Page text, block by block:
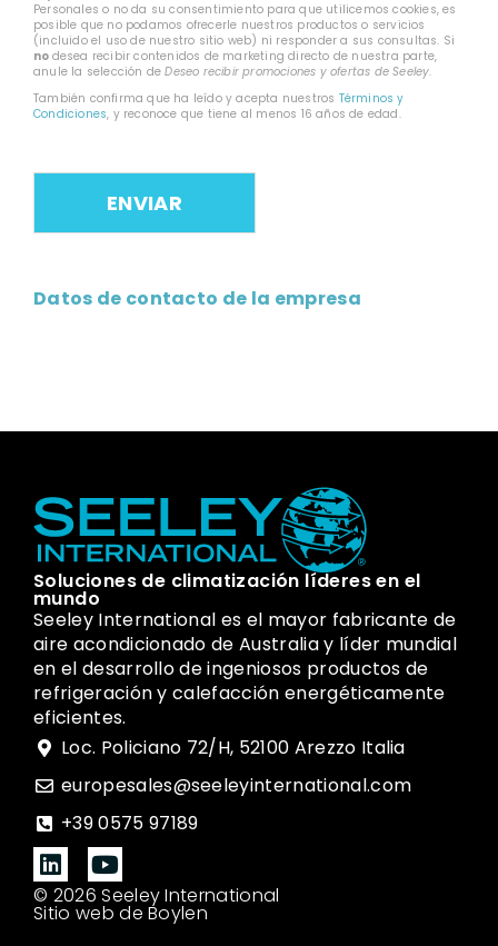
Personales o no da su consentimiento para que utilicemos cookies, es
posible que no podamos ofrecerle nuestros productos o servicios
(incluido el uso de nuestro sitio web) ni responder a sus consultas. Si
no desea recibir contenidos de marketing directo de nuestra parte,
anule la selección deDeseo recibir promociones y ofertas de Seeley.
También confirma que ha leído y acepta nuestros Términos y
Condiciones, y reconoce que tiene al menos 16 años de edad.
Datos de contacto de la empresa
Soluciones de climatización líderes en el
mundo
Seeley International es el mayor fabricante de
aire acondicionado de Australia y líder mundial
en el desarrollo de ingeniosos productos de
refrigeración y calefacción energéticamente
eficientes.
Loc. Policiano 72/H, 52100 Arezzo Italia
europesales@seeleyinternational.com
+39 0575 97189
© 2026 Seeley International
Sitio web de Boylen